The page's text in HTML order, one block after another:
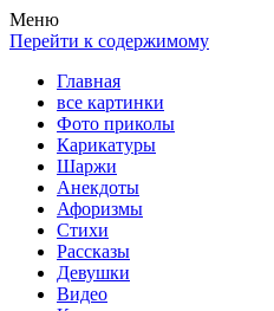
Весела хата — прикольные
клипы!
Покажем всем ваши фото
рассказы, видео и песни!
Меню
Перейти к содержимому
Главная
все картинки
Фото приколы
Карикатуры
Шаржи
Анекдоты
Афоризмы
Стихи
Рассказы
Девушки
Видео